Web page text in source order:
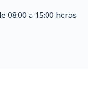
08:00 a 15:00 horas